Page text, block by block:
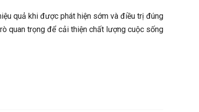
quả khi được phát hiện sớm và điều trị đúng
quan trọng để cải thiện chất lượng cuộc sống